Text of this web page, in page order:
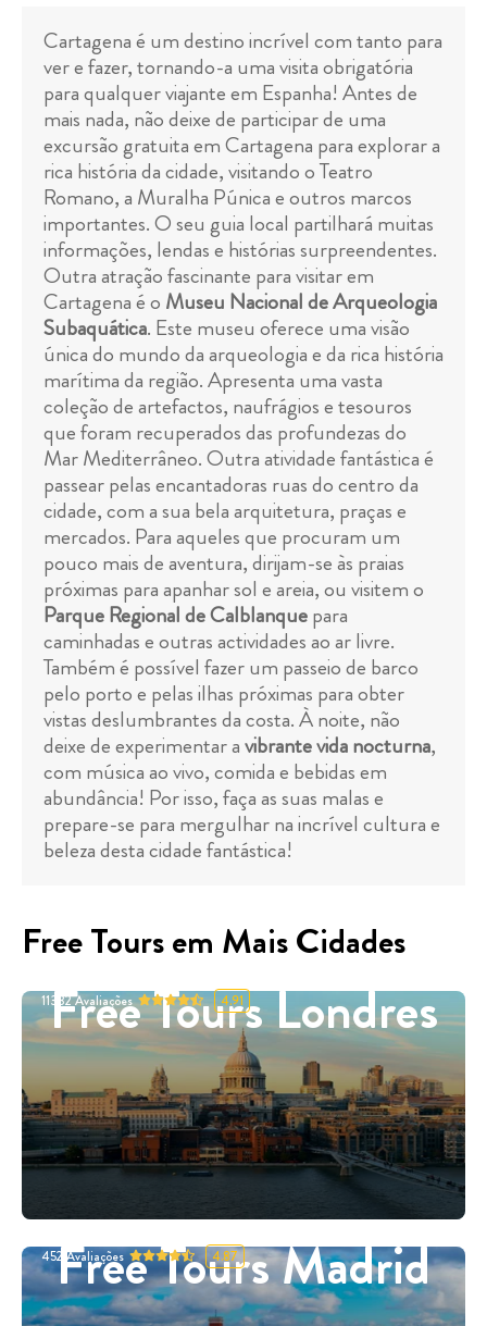
Cartagena é um destino incrível com tanto para
ver e fazer, tornando-a uma visita obrigatória
para qualquer viajante em Espanha! Antes de
mais nada, não deixe de participar de uma
excursão gratuita em Cartagena para explorar a
rica história da cidade, visitando o Teatro
Romano, a Muralha Púnica e outros marcos
importantes. O seu guia local partilhará muitas
informações, lendas e histórias surpreendentes.
Outra atração fascinante para visitar em
Cartagena é o Museu Nacional de Arqueologia
Subaquática. Este museu oferece uma visão
única do mundo da arqueologia e da rica história
marítima da região. Apresenta uma vasta
coleção de artefactos, naufrágios e tesouros
que foram recuperados das profundezas do
Mar Mediterrâneo. Outra atividade fantástica é
passear pelas encantadoras ruas do centro da
cidade, com a sua bela arquitetura, praças e
mercados. Para aqueles que procuram um
pouco mais de aventura, dirijam-se às praias
próximas para apanhar sol e areia, ou visitem o
Parque Regional de Calblanquepara
caminhadas e outras actividades ao ar livre.
Também é possível fazer um passeio de barco
pelo porto e pelas ilhas próximas para obter
vistas deslumbrantes da costa. À noite, não
deixe de experimentar avibrante vida nocturna,
com música ao vivo, comida e bebidas em
abundância! Por isso, faça as suas malas e
prepare-se para mergulhar na incrível cultura e
beleza desta cidade fantástica!
Free Tours em Mais Cidades
Free Tours Londres
11332Avaliações 4.91
Free Tours Madrid
452 Avaliações 4.87